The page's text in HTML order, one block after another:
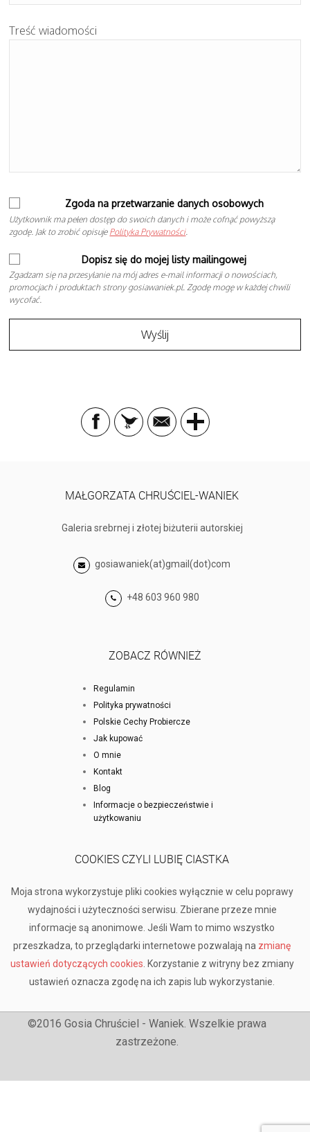
Treść wiadomości
Zgoda na przetwarzanie danych osobowych
Użytkownik ma pełen dostęp do swoich danych i może cofnąć powyższą
zgodę. Jak to zrobić opisuje Polityka Prywatności.
Dopisz się do mojej listy mailingowej
Zgadzam się na przesyłanie na mój adres e-mail informacji o nowościach,
promocjach i produktach strony gosiawaniek.pl. Zgodę mogę w każdej chwili
wycofać.
MAŁGORZATA CHRUŚCIEL-WANIEK
Galeria srebrnej i złotej biżuterii autorskiej
gosiawaniek(at)gmail(dot)com
+48 603 960 980
ZOBACZ RÓWNIEŻ
Regulamin
Polityka prywatności
Polskie Cechy Probiercze
Jak kupować
O mnie
Kontakt
Blog
Informacje o bezpieczeństwie i
użytkowaniu
COOKIES CZYLI LUBIĘ CIASTKA
Moja strona wykorzystuje pliki cookies wyłącznie w celu poprawy
wydajności i użyteczności serwisu. Zbierane przeze mnie
informacje są anonimowe. Jeśli Wam to mimo wszystko
przeszkadza, to przeglądarki internetowe pozwalają na zmianę
ustawień dotyczących cookies . Korzystanie z witryny bez zmiany
ustawień oznacza zgodę na ich zapis lub wykorzystanie.
©2016 Gosia Chruściel - Waniek. Wszelkie prawa
zastrzeżone.